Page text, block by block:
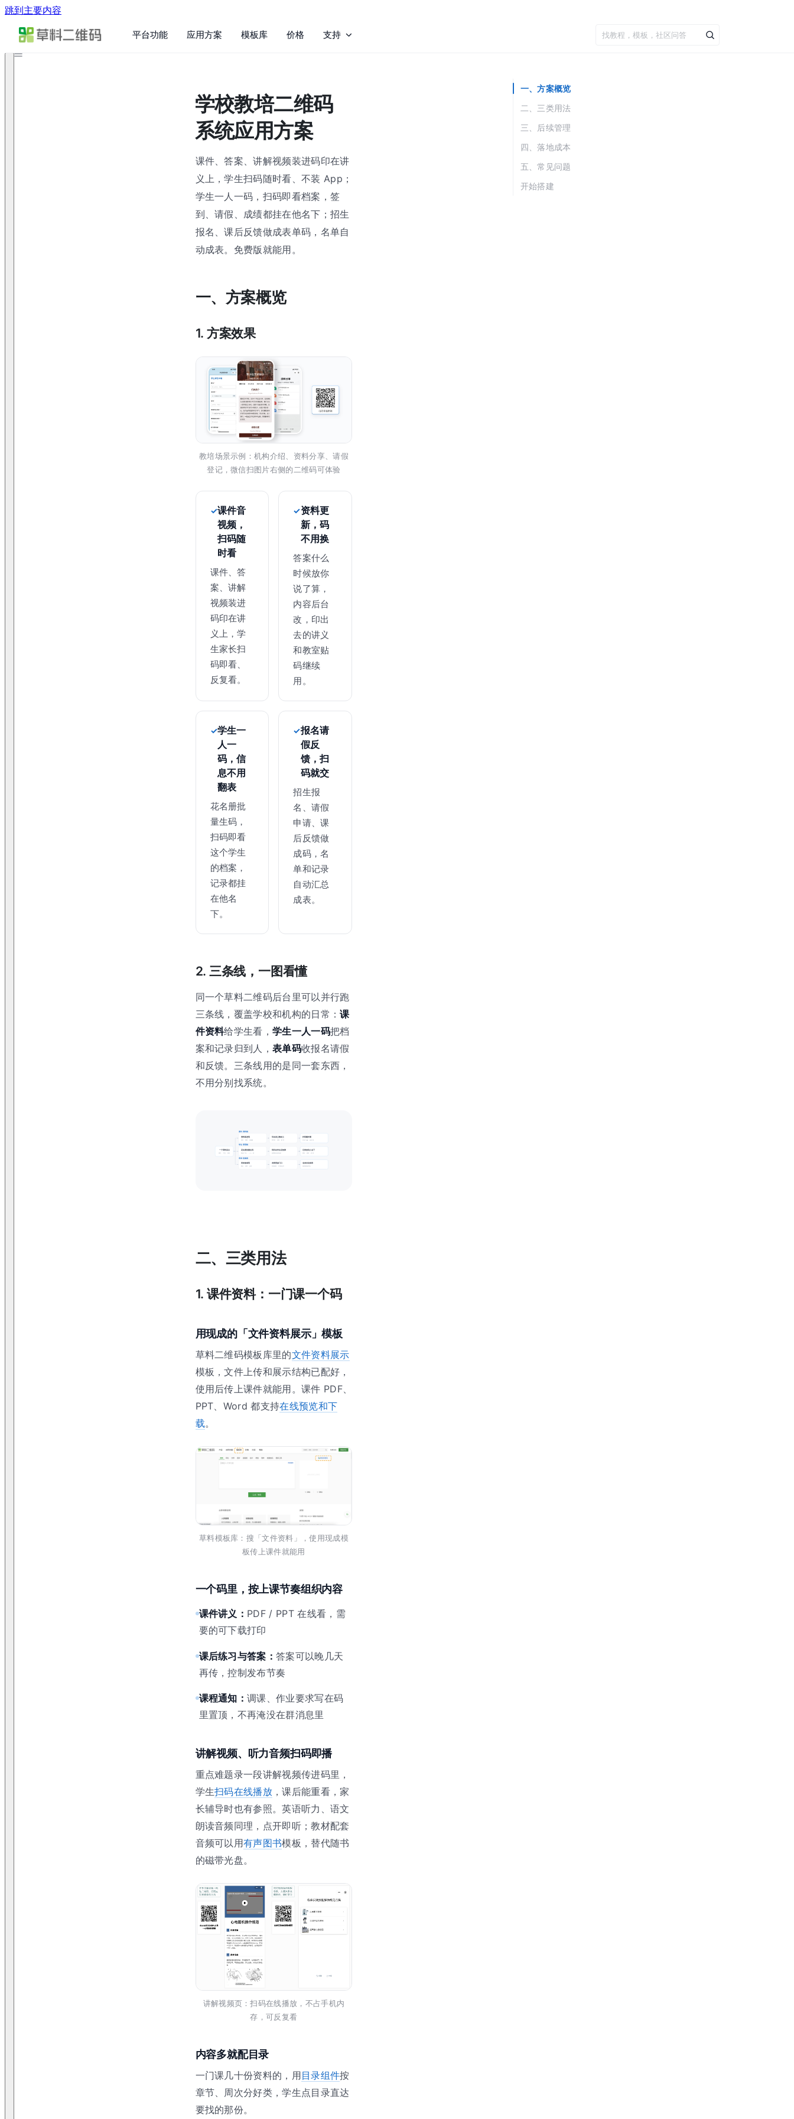
跳到主要内容
平台功能 应用方案 模板库 价格 支持
一、方案概览
二、三类用法
三、后续管理
四、落地成本
五、常见问题
开始搭建
学校教培二维码
系统应用方案
课件、答案、讲解视频装进码印在讲
义上，学生扫码随时看、不装 App；
学生一人一码，扫码即看档案，签
到、请假、成绩都挂在他名下；招生
报名、课后反馈做成表单码，名单自
动成表。免费版就能用。
一、方案概览
1. 方案效果
教培场景示例：机构介绍、资料分享、请假
登记，微信扫图片右侧的二维码可体验
课件音
视频，
扫码随
时看
课件、答
案、讲解
视频装进
码印在讲
义上，学
生家长扫
码即看、
反复看。
资料更
新，码
不用换
答案什么
时候放你
说了算，
内容后台
改，印出
去的讲义
和教室贴
码继续
用。
学生一
人一
码，信
息不用
翻表
花名册批
量生码，
扫码即看
这个学生
的档案，
记录都挂
在他名
下。
报名请
假反
馈，扫
码就交
招生报
名、请假
申请、课
后反馈做
成码，名
单和记录
自动汇总
成表。
2. 三条线，一图看懂
同一个草料二维码后台里可以并行跑
三条线，覆盖学校和机构的日常：课
件资料给学生看，学生一人一码把档
案和记录归到人，表单码收报名请假
和反馈。三条线用的是同一套东西，
不用分别找系统。
一个草料后台
课件资料线
资料装进码
课件 · 答案 · 音视频
印在讲义教材上
章节旁 · 封面 · 教室
扫码随时看
不装 App · 反复看
学生管理线
花名册批量生码
Excel 导入 · 一人一码
码印在学生证校牌
老师家长各扫各的
记录挂到人名下
签到 · 请假 · 成绩
表单收集线
表单做成码
报名 · 请假 · 反馈
发群里贴门口
扫码就填 · 不用登记本
名单自动成表
按班级筛选导出
二、三类用法
1. 课件资料：一门课一个码
用现成的「文件资料展示」模板
草料二维码模板库里的文件资料展示
模板，文件上传和展示结构已配好，
使用后传上课件就能用。课件 PDF、
PPT、Word 都支持在线预览和下
载。
草料模板库：搜「文件资料」，使用现成模
板传上课件就能用
一个码里，按上课节奏组织内容
课件讲义： PDF / PPT 在线看，需
要的可下载打印
课后练习与答案：答案可以晚几天
再传，控制发布节奏
课程通知：调课、作业要求写在码
里置顶，不再淹没在群消息里
讲解视频、听力音频扫码即播
重点难题录一段讲解视频传进码里，
学生扫码在线播放 ，课后能重看，家
长辅导时也有参照。英语听力、语文
朗读音频同理，点开即听；教材配套
音频可以用有声图书模板，替代随书
的磁带光盘。
讲解视频页：扫码在线播放，不占手机内
存，可反复看
内容多就配目录
一门课几十份资料的，用目录组件按
章节、周次分好类，学生点目录直达
要找的那份。